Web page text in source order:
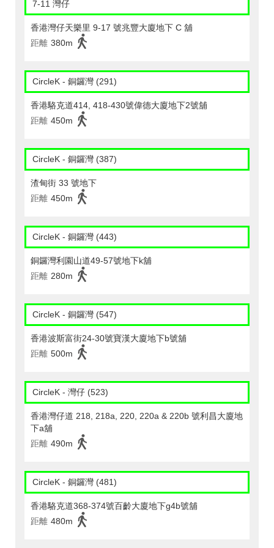
7-11 灣仔
香港灣仔天樂里 9-17 號兆豐大廈地下 C 舖
距離 380m
CircleK - 銅鑼灣 (291)
香港駱克道414, 418-430號偉德大廈地下2號舖
距離 450m
CircleK - 銅鑼灣 (387)
渣甸街 33 號地下
距離 450m
CircleK - 銅鑼灣 (443)
銅鑼灣利園山道49-57號地下k舖
距離 280m
CircleK - 銅鑼灣 (547)
香港波斯富街24-30號寶漢大廈地下b號舖
距離 500m
CircleK - 灣仔 (523)
香港灣仔道 218, 218a, 220, 220a & 220b 號利昌大廈地
下a舖
距離 490m
CircleK - 銅鑼灣 (481)
香港駱克道368-374號百齡大廈地下g4b號舖
距離 480m